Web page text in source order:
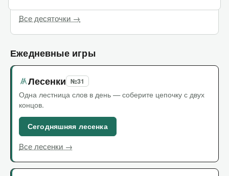
Все десяточки →
Ежедневные игры
Лесенки №31
Одна лестница слов в день — соберите цепочку с двух
концов.
Сегодняшняя лесенка
Все лесенки →